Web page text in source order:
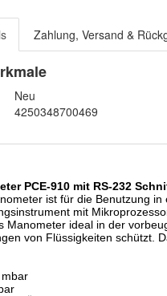
Zahlung, Versand &
Neu
4250348700469